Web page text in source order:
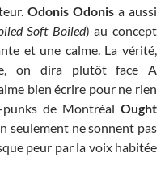
Odonis Odonisa aussi
Soft Boiled) au concept
et une calme. La vérité,
on dira plutôt face A
bien écrire pour ne rien
de Montréal Ought
seulement ne sonnent pas
peur par la voix habitée